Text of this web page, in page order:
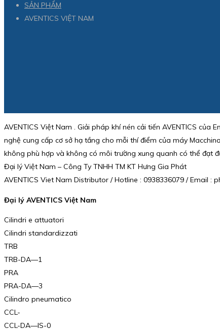
SẢN PHẨM
AVENTICS VIỆT NAM
AVENTICS Việt Nam . Giải pháp khí nén cải tiến AVENTICS
nghệ cung cấp cơ sở hạ tầng cho mỗi thí điểm của máy
không phù hợp và không có môi trường xung quanh có thể đạt
Đại lý Việt Nam – Công Ty TNHH TM KT Hưng Gia Phát
AVENTICS Viet Nam Distributor / Hotline : 0938336079 / Email :
Đại lý AVENTICS Việt Nam
Cilindri e attuatori
Cilindri standardizzati
TRB
TRB-DA—1
PRA
PRA-DA—3
Cilindro pneumatico
CCL-
CCL-DA—IS-0